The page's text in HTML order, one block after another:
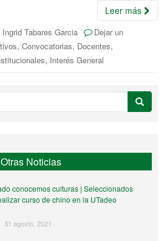
Leer más
Ingrid Tabares Garcia
Dejar un
, Convocatorias, Docentes,
, Interés General
Otras Noticias
conocemos culturas | Seleccionados
curso de chino en la UTadeo
31 agosto, 2021